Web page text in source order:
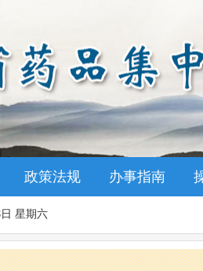
政策法规 办事指南
日 星期六